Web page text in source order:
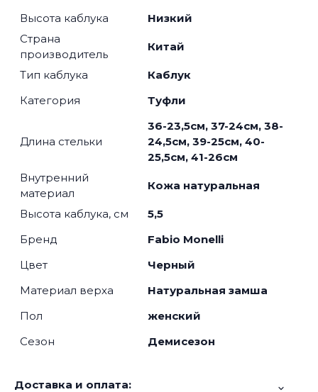
Высота каблука
Низкий
Страна
производитель
Китай
Тип каблука
Каблук
Категория
Туфли
Длина стельки
36-23,5см, 37-24см, 38-
24,5см, 39-25см, 40-
25,5см, 41-26см
Внутренний
материал
Кожа натуральная
Высота каблука, см
5,5
Бренд
Fabio Monelli
Цвет
Черный
Материал верха
Натуральная замша
Пол
женский
Сезон
Демисезон
Доставка и оплата: